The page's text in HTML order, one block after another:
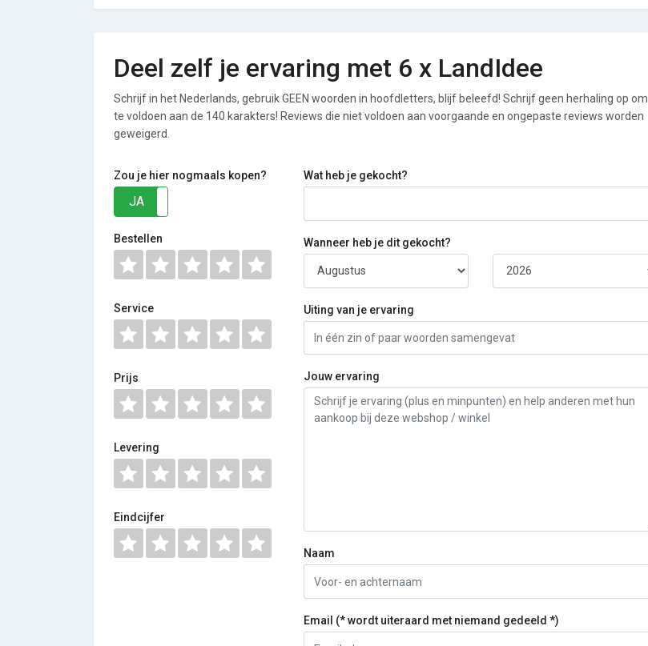
Deel zelf je ervaring met 6 x LandIdee
Schrijf in het Nederlands, gebruik GEEN woorden in hoofdletters, blijf beleefd! Schrijf geen herhaling op om
te voldoen aan de 140 karakters! Reviews die niet voldoen aan voorgaande en ongepaste reviews worden
geweigerd.
Zou je hier nogmaals kopen?
JA
Bestellen
Service
Prijs
Levering
Eindcijfer
Wat heb je gekocht?
Wanneer heb je dit gekocht?
Uiting van je ervaring
Jouw ervaring
Naam
Email (* wordt uiteraard met niemand gedeeld *)